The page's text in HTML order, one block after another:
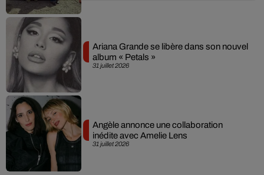
31 juillet 2026
Ariana Grande se libère dans son nouvel
album « Petals »
31 juillet 2026
Angèle annonce une collaboration
inédite avec Amelie Lens